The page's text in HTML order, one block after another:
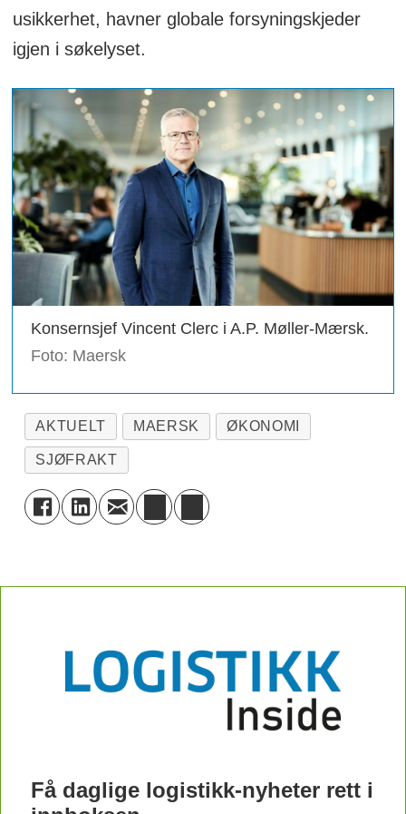
usikkerhet, havner globale forsyningskjeder
igjen i søkelyset.
Konsernsjef Vincent Clerc i A.P. Møller-Mærsk.
Foto: Maersk
AKTUELT MAERSK ØKONOMI
SJØFRAKT
Få daglige logistikk-nyheter rett i